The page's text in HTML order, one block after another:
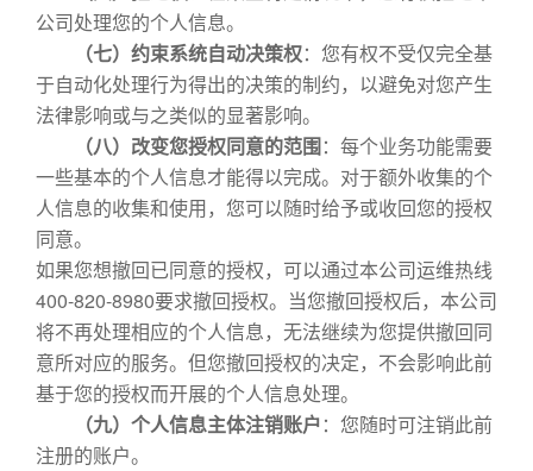
公司处理您的个人信息。
（七）约束系统自动决策权：您有权不受仅完全基
于自动化处理行为得出的决策的制约，以避免对您产生
法律影响或与之类似的显著影响。
（八）改变您授权同意的范围：每个业务功能需要
一些基本的个人信息才能得以完成。对于额外收集的个
人信息的收集和使用，您可以随时给予或收回您的授权
同意。
如果您想撤回已同意的授权，可以通过本公司运维热线
400-820-8980要求撤回授权。当您撤回授权后，本公司
将不再处理相应的个人信息，无法继续为您提供撤回同
意所对应的服务。但您撤回授权的决定，不会影响此前
基于您的授权而开展的个人信息处理。
（九）个人信息主体注销账户：您随时可注销此前
注册的账户。